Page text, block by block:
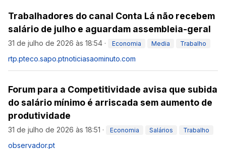
Trabalhadores do canal Conta Lá não recebem
salário de julho e aguardam assembleia-geral
31 de julho de 2026 às 18:54 · Economia Media Trabalho
rtp.pteco.sapo.ptnoticiasaominuto.com
Forum para a Competitividade avisa que subida
do salário mínimo é arriscada sem aumento de
produtividade
31 de julho de 2026 às 18:51 · Economia Salários Trabalho
observador.pt